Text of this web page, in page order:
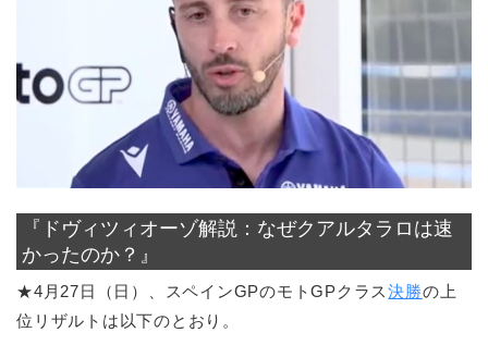
『ドヴィツィオーゾ解説：なぜクアルタラロは速
かったのか？』
★4月27日（日）、スペインGPのモトGPクラス決勝の上
位リザルトは以下のとおり。